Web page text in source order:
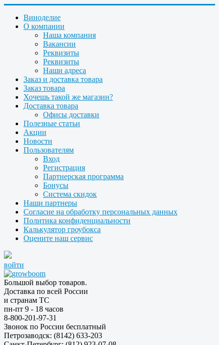
Виноделие
О компании
Наша компания
Вакансии
Реквизиты
Реквизиты
Наши адреса
Заказ и доставка товара
Заказ товара
Хочешь такой же магазин?
Доставка товара
Офисы доставки
Полезные статьи
Акции
Новости
Пользователям
Вход
Регистрация
Партнерская программа
Бонусы
Система скидок
Наши партнеры
Согласие на обработку персональных данных
Политика конфиденциальности
Калькулятор гроубокса
Оцените наш сервис
войти
Большой выбор товаров.
Доставка по всей России
и странам ТС
пн-пт 9 - 18 часов
8-800-201-97-31
Звонок по России бесплатный
Петрозаводск: (8142) 633-203